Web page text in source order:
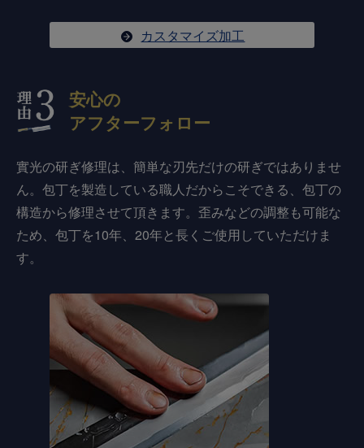
カスタマイズ加工
安心の
アフターフォロー
實光の研ぎ修理は、簡単な刃先だけの研ぎではありませ
ん。包丁を製造している職人だからこそできる、包丁の
構造から修理させて頂きます。歪みなどの調整も可能な
ため、包丁を10年、20年と長くご使用していただけま
す。